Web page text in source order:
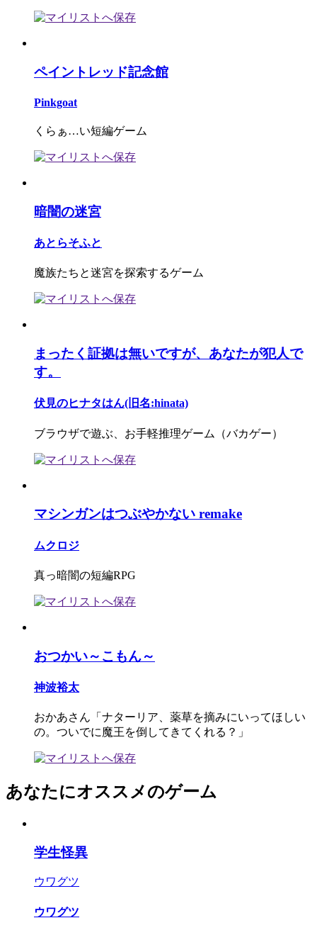
ペイントレッド記念館
Pinkgoat
くらぁ…い短編ゲーム
暗闇の迷宮
あとらそふと
魔族たちと迷宮を探索するゲーム
まったく証拠は無いですが、あなたが犯人で
す。
伏見のヒナタはん(旧名:hinata)
ブラウザで遊ぶ、お手軽推理ゲーム（バカゲー）
マシンガンはつぶやかない remake
ムクロジ
真っ暗闇の短編RPG
おつかい～こもん～
神波裕太
おかあさん「ナターリア、薬草を摘みにいってほしい
の。ついでに魔王を倒してきてくれる？」
あなたにオススメのゲーム
学生怪異
ウワグツ
ウワグツ